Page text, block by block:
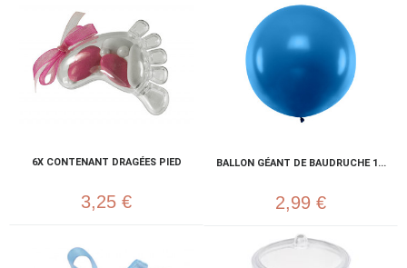
6X CONTENANT DRAGÉES PIED
3,25 €
BALLON GÉANT DE BAUDRUCHE 1...
2,99 €